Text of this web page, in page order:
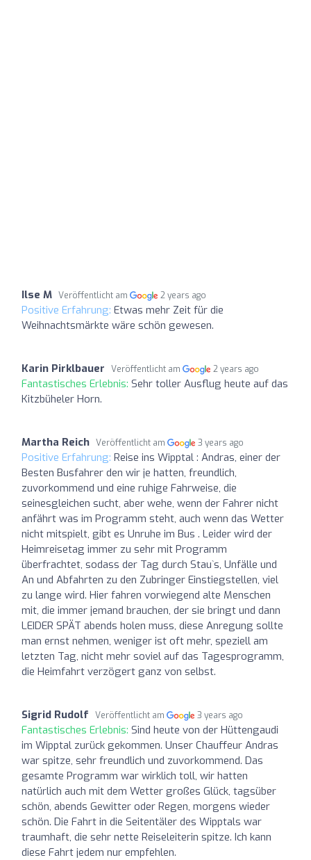
Ilse M Veröffentlicht am 2 years ago
Positive Erfahrung: Etwas mehr Zeit für die
Weihnachtsmärkte wäre schön gewesen.
Karin Pirklbauer Veröffentlicht am 2 years ago
Fantastisches Erlebnis: Sehr toller Ausflug heute auf das
Kitzbüheler Horn.
Martha Reich Veröffentlicht am 3 years ago
Positive Erfahrung: Reise ins Wipptal : Andras, einer der
Besten Busfahrer den wir je hatten, freundlich,
zuvorkommend und eine ruhige Fahrweise, die
seinesgleichen sucht, aber wehe, wenn der Fahrer nicht
anfährt was im Programm steht, auch wenn das Wetter
nicht mitspielt, gibt es Unruhe im Bus . Leider wird der
Heimreisetag immer zu sehr mit Programm
überfrachtet, sodass der Tag durch Stau`s, Unfälle und
An und Abfahrten zu den Zubringer Einstiegstellen, viel
zu lange wird. Hier fahren vorwiegend alte Menschen
mit, die immer jemand brauchen, der sie bringt und dann
LEIDER SPÄT abends holen muss, diese Anregung sollte
man ernst nehmen, weniger ist oft mehr, speziell am
letzten Tag, nicht mehr soviel auf das Tagesprogramm,
die Heimfahrt verzögert ganz von selbst.
Sigrid Rudolf Veröffentlicht am 3 years ago
Fantastisches Erlebnis: Sind heute von der Hüttengaudi
im Wipptal zurück gekommen. Unser Chauffeur Andras
war spitze, sehr freundlich und zuvorkommend. Das
gesamte Programm war wirklich toll, wir hatten
natürlich auch mit dem Wetter großes Glück, tagsüber
schön, abends Gewitter oder Regen, morgens wieder
schön. Die Fahrt in die Seitentäler des Wipptals war
traumhaft, die sehr nette Reiseleiterin spitze. Ich kann
diese Fahrt jedem nur empfehlen.